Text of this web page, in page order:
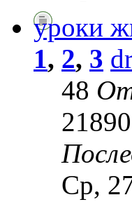
уроки
1, 2, 3
48
21890
Ср,